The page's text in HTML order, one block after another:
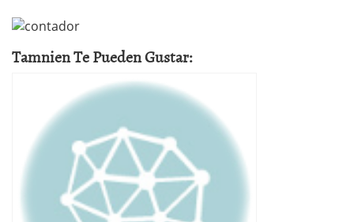
Tamnien Te Pueden Gustar: